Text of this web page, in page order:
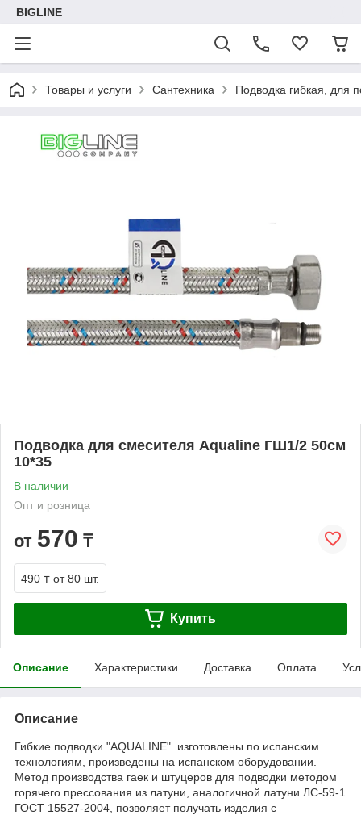
BIGLINE
Товары и услуги Сантехника Подводка гибкая, для
Подводка для смесителя Aqualine ГШ1/2 50см
10*35
В наличии
Опт и розница
от 570 ₸
490 ₸ от 80 шт.
Купить
Описание Характеристики Доставка Оплата
Описание
Гибкие подводки "AQUALINE" изготовлены по испанским
технологиям, произведены на испанском оборудовании.
Метод производства гаек и штуцеров для подводки методом
горячего прессования из латуни, аналогичной латуни ЛС-59-1
ГОСТ 15527-2004, позволяет получать изделия с